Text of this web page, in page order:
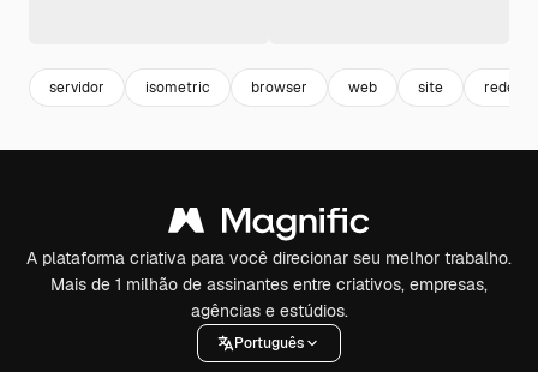
servidor isometric browser web site rede
A plataforma criativa para você direcionar seu melhor trabalho.
Mais de 1 milhão de assinantes entre criativos, empresas,
agências e estúdios.
Português